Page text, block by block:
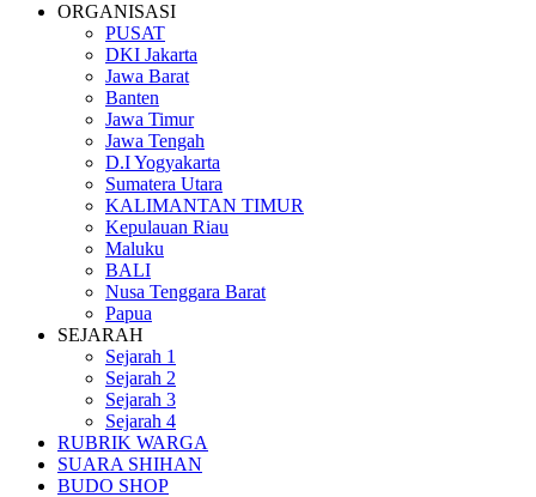
ORGANISASI
PUSAT
DKI Jakarta
Jawa Barat
Banten
Jawa Timur
Jawa Tengah
D.I Yogyakarta
Sumatera Utara
KALIMANTAN TIMUR
Kepulauan Riau
Maluku
BALI
Nusa Tenggara Barat
Papua
SEJARAH
Sejarah 1
Sejarah 2
Sejarah 3
Sejarah 4
RUBRIK WARGA
SUARA SHIHAN
BUDO SHOP